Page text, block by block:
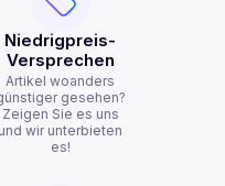
Niedrigpreis-
Versprechen
Artikel woanders
gesehen?
Zeigen Sie es uns
und wir unterbieten
es!